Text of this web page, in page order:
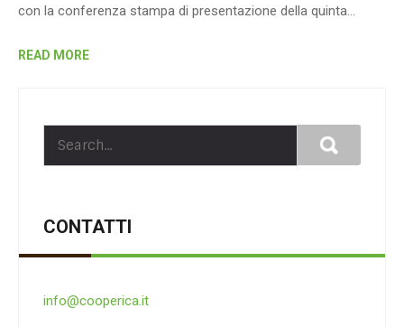
con la conferenza stampa di presentazione della quinta…
READ MORE
CONTATTI
info@cooperica.it